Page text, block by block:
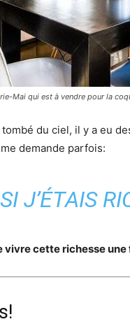
Mai qui est à vendre pour la
tombé du ciel, il y a eu
demande parfois:
J’ÉTAIS
vivre cette richesse